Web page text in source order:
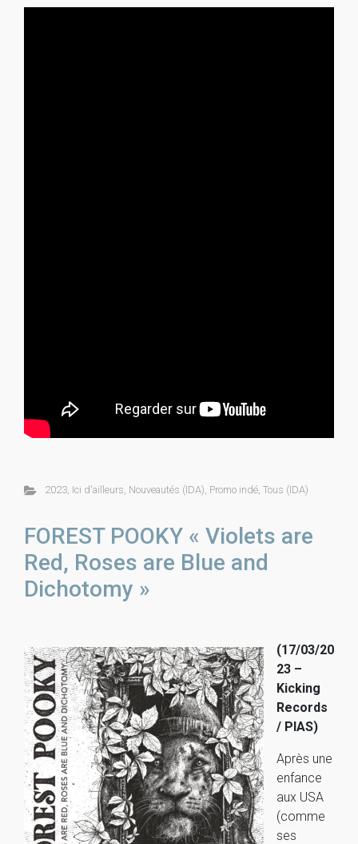
2023, Ici d'ailleurs, Nouveautés (IDA), Promo indé, Tous (IDA)
FOREST POOKY « Violets are
Red, Roses are Blue and
Dichotomy »
(17/03/20
23 –
Kicking
Records
/ PIAS)
Après une
enfance
aux USA
(comme
ses